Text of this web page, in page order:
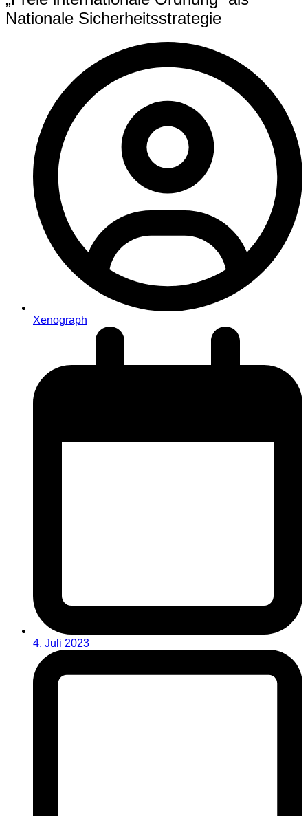
Nationale Sicherheitsstrategie
Xenograph
4. Juli 2023